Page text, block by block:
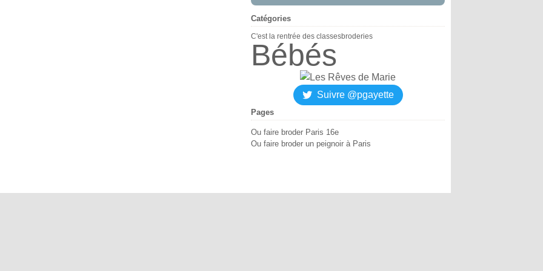
Catégories
C'est la rentrée des classesbroderies
Bébés
Suivre @pgayette
Pages
Ou faire broder Paris 16e
Ou faire broder un peignoir à Paris